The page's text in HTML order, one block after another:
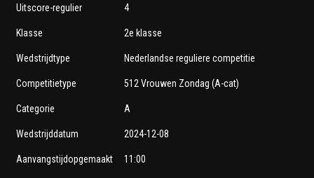
Uitscore-regulier 4
Klasse 2e klasse
Wedstrijdtype Nederlandse reguliere competitie
Competitietype 512 Vrouwen Zondag (A-cat)
Categorie A
Wedstrijddatum 2024-12-08
Aanvangstijdopgemaakt 11:00